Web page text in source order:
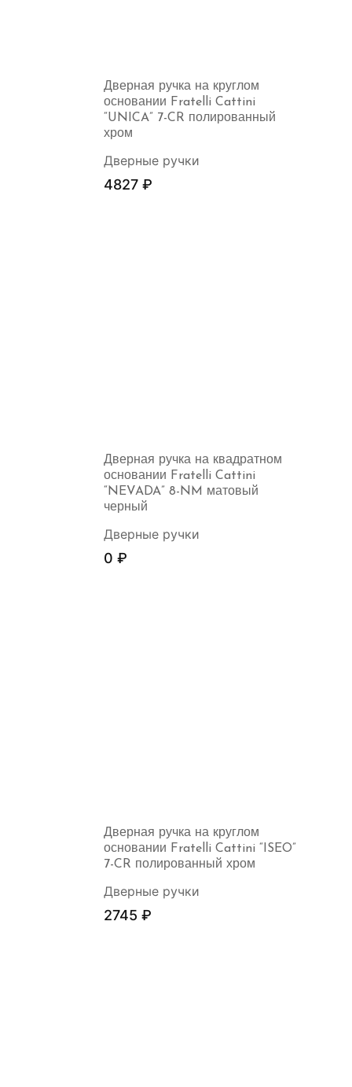
Дверная ручка на круглом
основании Fratelli Cattini
“UNICA” 7-CR полированный
хром
Дверные ручки
4827 ₽
Дверная ручка на квадратном
основании Fratelli Cattini
“NEVADA” 8-NM матовый
черный
Дверные ручки
0 ₽
Дверная ручка на круглом
основании Fratelli Cattini “ISEO”
7-CR полированный хром
Дверные ручки
2745 ₽